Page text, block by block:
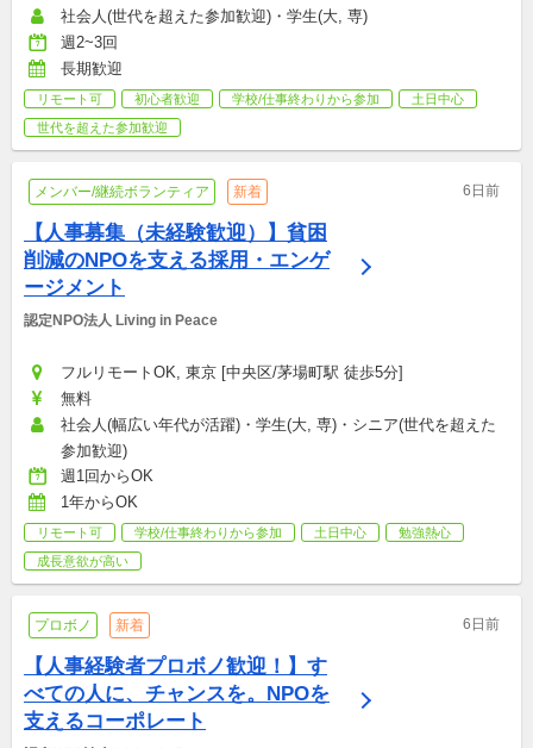
社会人(世代を超えた参加歓迎)・学生(大, 専)
週2~3回
長期歓迎
リモート可 初心者歓迎 学校/仕事終わりから参加
土日中心
世代を超えた参加歓迎
メンバー/継続ボランティア 新着 6日前
【人事募集（未経験歓迎）】貧困
削減のNPOを支える採用・エンゲ
ージメント
認定NPO法人 Living in Peace
フルリモートOK, 東京 [中央区/茅場町駅 徒歩5分]
無料
社会人(幅広い年代が活躍)・学生(大, 専)・シニア(世代を超えた
参加歓迎)
週1回からOK
1年からOK
リモート可 学校/仕事終わりから参加 土日中心
勉強熱心
成長意欲が高い
プロボノ 新着 6日前
【人事経験者プロボノ歓迎！】す
べての人に、チャンスを。NPOを
支えるコーポレート